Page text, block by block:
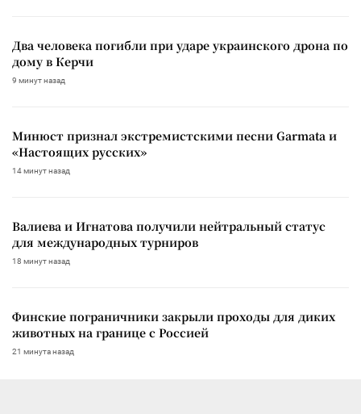
Два человека погибли при ударе украинского дрона по
дому в Керчи
9 минут назад
Минюст признал экстремистскими песни Garmata и
«Настоящих русских»
14 минут назад
Валиева и Игнатова получили нейтральный статус
для международных турниров
18 минут назад
Финские пограничники закрыли проходы для диких
животных на границе с Россией
21 минута назад